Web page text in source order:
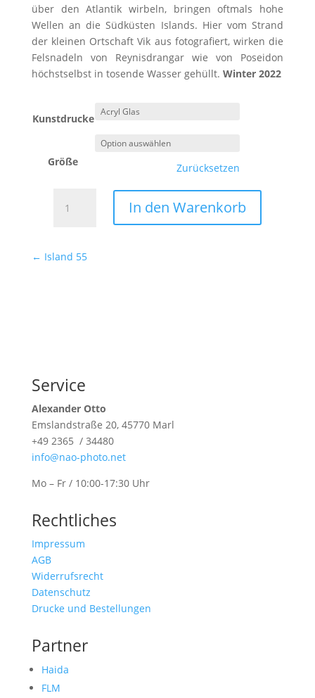
über den Atlantik wirbeln, bringen oftmals hohe
Wellen an die Südküsten Islands. Hier vom Strand
der kleinen Ortschaft Vik aus fotografiert, wirken die
Felsnadeln von Reynisdrangar wie von Poseidon
höchstselbst in tosende Wasser gehüllt. Winter 2022
Kunstdrucke
Größe Zurücksetzen
In den Warenkorb
← Island 55
Service
Alexander Otto
Emslandstraße 20, 45770 Marl
+49 2365 / 34480
info@nao-photo.net
Mo – Fr / 10:00-17:30 Uhr
Rechtliches
Impressum
AGB
Widerrufsrecht
Datenschutz
Drucke und Bestellungen
Partner
Haida
FLM